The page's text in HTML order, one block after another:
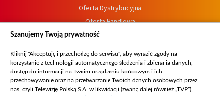
Oferta Dystrybucyjna
Oferta Handlowa
Dostępność
Procedura zgłoszeń wewnętrznych
Szanujemy Twoją prywatność
Kliknij "Akceptuję i przechodzę do serwisu", aby wyrazić zgody na
korzystanie z technologii automatycznego śledzenia i zbierania danych,
dostęp do informacji na Twoim urządzeniu końcowym i ich
przechowywanie oraz na przetwarzanie Twoich danych osobowych przez
nas, czyli Telewizję Polską S.A. w likwidacji (zwaną dalej również „TVP”),